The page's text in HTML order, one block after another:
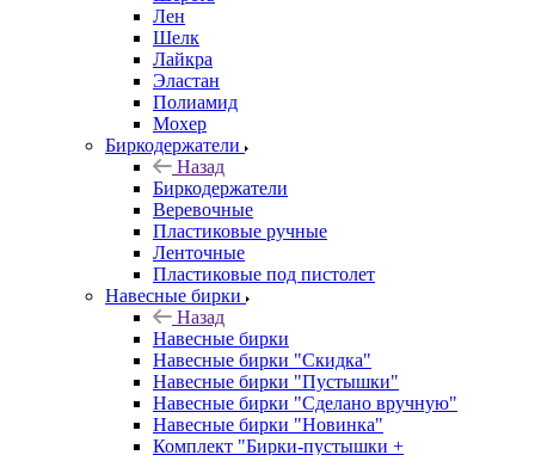
Лен
Шелк
Лайкра
Эластан
Полиамид
Мохер
Биркодержатели
Назад
Биркодержатели
Веревочные
Пластиковые ручные
Ленточные
Пластиковые под пистолет
Навесные бирки
Назад
Навесные бирки
Навесные бирки "Скидка"
Навесные бирки "Пустышки"
Навесные бирки "Сделано вручную"
Навесные бирки "Новинка"
Комплект "Бирки-пустышки +